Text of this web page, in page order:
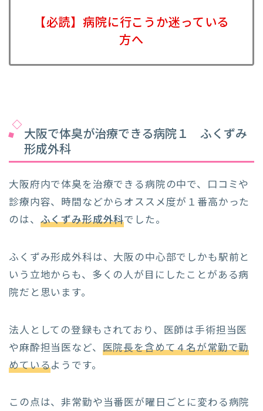
【必読】病院に行こうか迷っている
方へ
大阪で体臭が治療できる病院１ ふくずみ
形成外科
大阪府内で体臭を治療できる病院の中で、口コミや
診療内容、時間などからオススメ度が１番高かった
のは、 ふくずみ形成外科でした。
ふくずみ形成外科は、大阪の中心部でしかも駅前と
いう立地からも、多くの人が目にしたことがある病
院だと思います。
法人としての登録もされており、医師は手術担当医
や麻酔担当医など、 医院長を含めて４名が常勤で勤
めているようです。
この点は、非常勤や当番医が曜日ごとに変わる病院